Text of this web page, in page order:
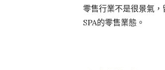
零售行業不是很景氣
SPA的零售業態。